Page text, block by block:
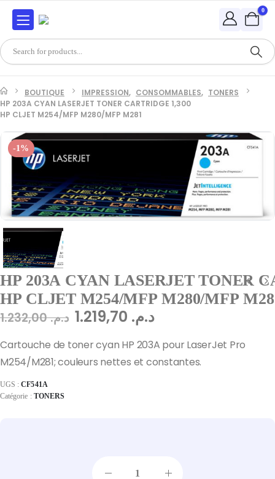
0
BOUTIQUE IMPRESSION, CONSOMMABLES, TONERS
HP 203A CYAN LASERJET TONER CARTRIDGE 1,300
HP CLJET M254/MFP M280/MFP M281
-1%
HP 203A CYAN LASERJET TONER
HP CLJET M254/MFP M280/MFP
د.م.1.232,00 د.م.
Cartouche de toner cyan HP 203A pour LaserJet Pro
M254/M281; couleurs nettes et constantes.
UGS :CF541A
Catégorie : TONERS